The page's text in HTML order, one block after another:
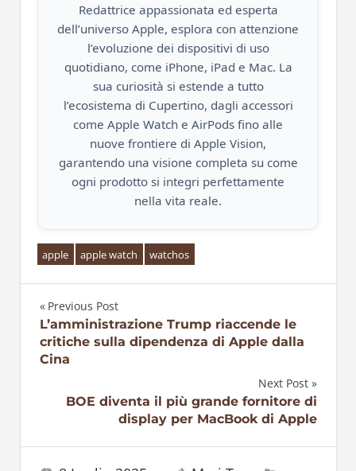
Redattrice appassionata ed esperta
dell’universo Apple, esplora con attenzione
l’evoluzione dei dispositivi di uso
quotidiano, come iPhone, iPad e Mac. La
sua curiosità si estende a tutto
l’ecosistema di Cupertino, dagli accessori
come Apple Watch e AirPods fino alle
nuove frontiere di Apple Vision,
garantendo una visione completa su come
ogni prodotto si integri perfettamente
nella vita reale.
apple apple watch watchos
Navigazione
articoli
Previous Post
L’amministrazione Trump riaccende le
critiche sulla dipendenza di Apple dalla
Cina
Next Post
BOE diventa il più grande fornitore di
display per MacBook di Apple